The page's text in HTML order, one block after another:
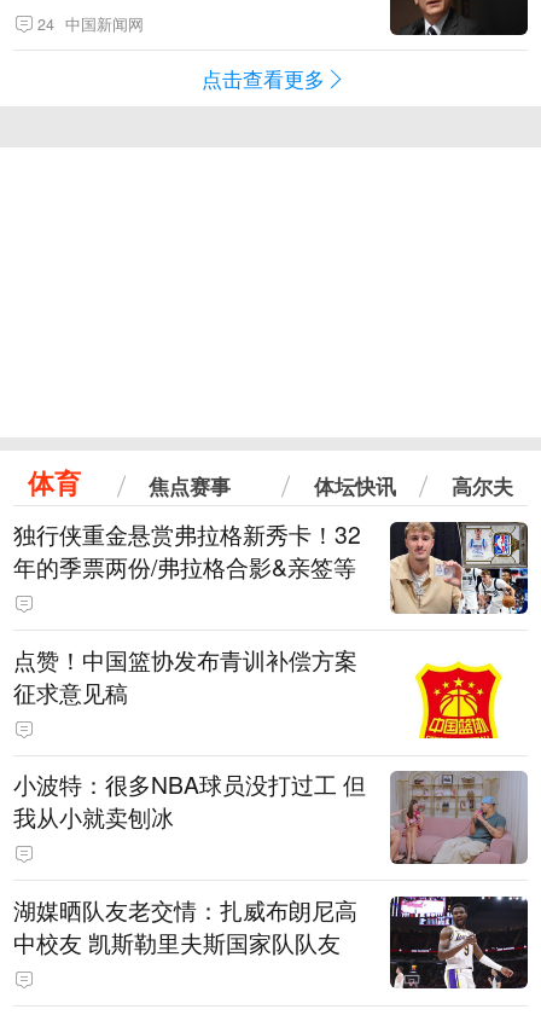
24 中国新闻网
点击查看更多
体育 焦点赛事 体坛快讯 高尔夫
独行侠重金悬赏弗拉格新秀卡！32
年的季票两份/弗拉格合影&亲签等
点赞！中国篮协发布青训补偿方案
征求意见稿
小波特：很多NBA球员没打过工 但
我从小就卖刨冰
湖媒晒队友老交情：扎威布朗尼高
中校友 凯斯勒里夫斯国家队队友